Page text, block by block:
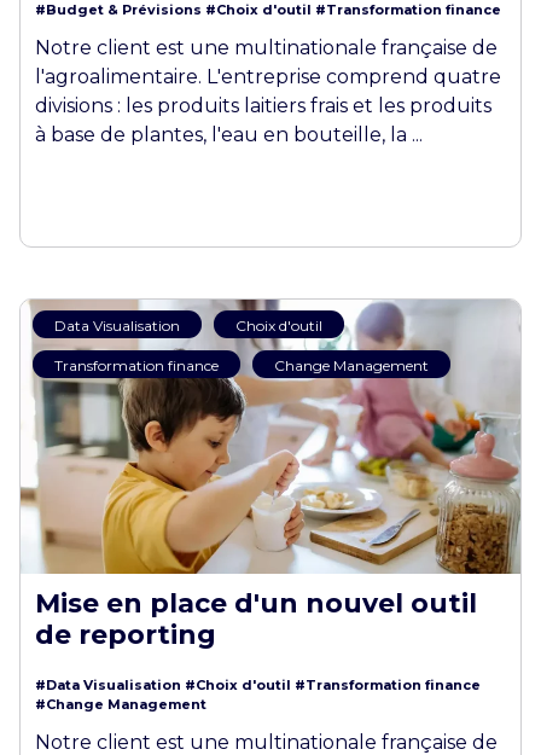
#Budget & Prévisions #Choix d'outil #Transformation finance
Notre client est une multinationale française de
l'agroalimentaire. L'entreprise comprend quatre
divisions : les produits laitiers frais et les produits
à base de plantes, l'eau en bouteille, la ...
Data Visualisation Choix d'outil
Transformation finance Change Management
Mise en place d'un nouvel outil
de reporting
#Data Visualisation #Choix d'outil #Transformation finance
#Change Management
Notre client est une multinationale française de